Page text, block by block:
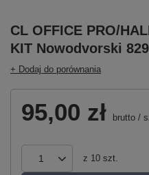
CL OFFICE PRO/
KIT Nowodvorski
+ Dodaj do porównania
95,00 zł brutto /
z 10 szt.